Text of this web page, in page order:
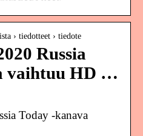
› tiedotteet › tiedote
Russia
vaihtuu HD …
Today -kanava